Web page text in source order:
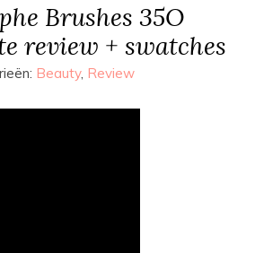
Brushes 35O
review + swatches
Beauty, Review